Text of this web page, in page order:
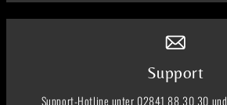
Support
Support-Hotline unter 02841 88 30 30 und